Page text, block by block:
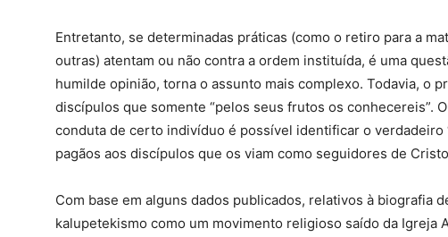
Entretanto, se determinadas práticas (como o retiro para a
outras) atentam ou não contra a ordem instituída, é uma
humilde opinião, torna o assunto mais complexo. Todavia, o
discípulos que somente “pelos seus frutos os conhecereis”.
conduta de certo indivíduo é possível identificar o verdadeiro
pagãos aos discípulos que os viam como seguidores de
Com base em alguns dados publicados, relativos à biografia
kalupetekismo como um movimento religioso saído da Igreja